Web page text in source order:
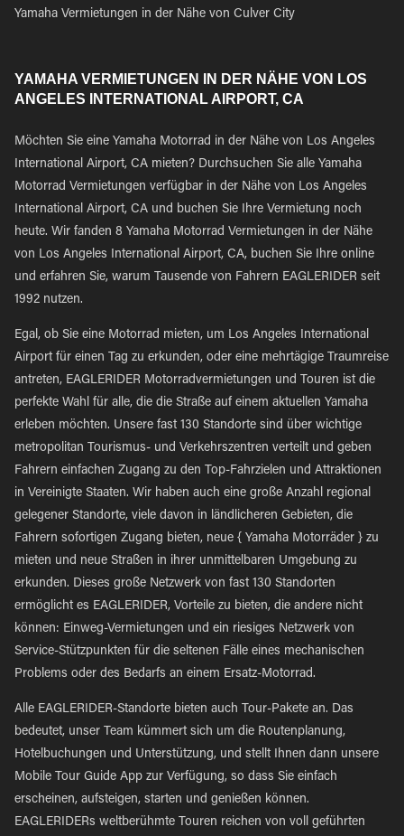
Yamaha Vermietungen in der Nähe von Culver City
YAMAHA VERMIETUNGEN IN DER NÄHE VON LOS
ANGELES INTERNATIONAL AIRPORT, CA
Möchten Sie eine Yamaha Motorrad in der Nähe von Los Angeles
International Airport, CA mieten? Durchsuchen Sie alle Yamaha
Motorrad Vermietungen verfügbar in der Nähe von Los Angeles
International Airport, CA und buchen Sie Ihre Vermietung noch
heute. Wir fanden 8 Yamaha Motorrad Vermietungen in der Nähe
von Los Angeles International Airport, CA, buchen Sie Ihre online
und erfahren Sie, warum Tausende von Fahrern EAGLERIDER seit
1992 nutzen.
Egal, ob Sie eine Motorrad mieten, um Los Angeles International
Airport für einen Tag zu erkunden, oder eine mehrtägige Traumreise
antreten, EAGLERIDER Motorradvermietungen und Touren ist die
perfekte Wahl für alle, die die Straße auf einem aktuellen Yamaha
erleben möchten. Unsere fast 130 Standorte sind über wichtige
metropolitan Tourismus- und Verkehrszentren verteilt und geben
Fahrern einfachen Zugang zu den Top-Fahrzielen und Attraktionen
in Vereinigte Staaten. Wir haben auch eine große Anzahl regional
gelegener Standorte, viele davon in ländlicheren Gebieten, die
Fahrern sofortigen Zugang bieten, neue { Yamaha Motorräder } zu
mieten und neue Straßen in ihrer unmittelbaren Umgebung zu
erkunden. Dieses große Netzwerk von fast 130 Standorten
ermöglicht es EAGLERIDER, Vorteile zu bieten, die andere nicht
können: Einweg-Vermietungen und ein riesiges Netzwerk von
Service-Stützpunkten für die seltenen Fälle eines mechanischen
Problems oder des Bedarfs an einem Ersatz-Motorrad.
Alle EAGLERIDER-Standorte bieten auch Tour-Pakete an. Das
bedeutet, unser Team kümmert sich um die Routenplanung,
Hotelbuchungen und Unterstützung, und stellt Ihnen dann unsere
Mobile Tour Guide App zur Verfügung, so dass Sie einfach
erscheinen, aufsteigen, starten und genießen können.
EAGLERIDERs weltberühmte Touren reichen von voll geführten